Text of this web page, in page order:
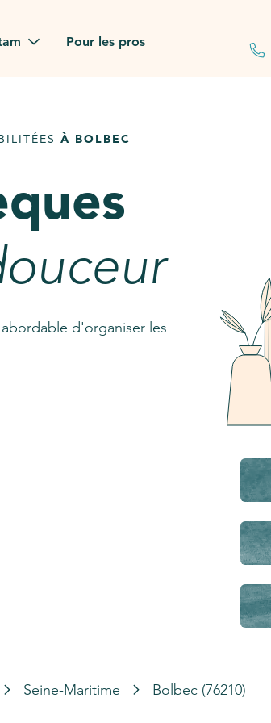
la presse
FAQ
Pour les pros
À BOLBEC
d'organiser les
Seine-Maritime Bolbec (76210)